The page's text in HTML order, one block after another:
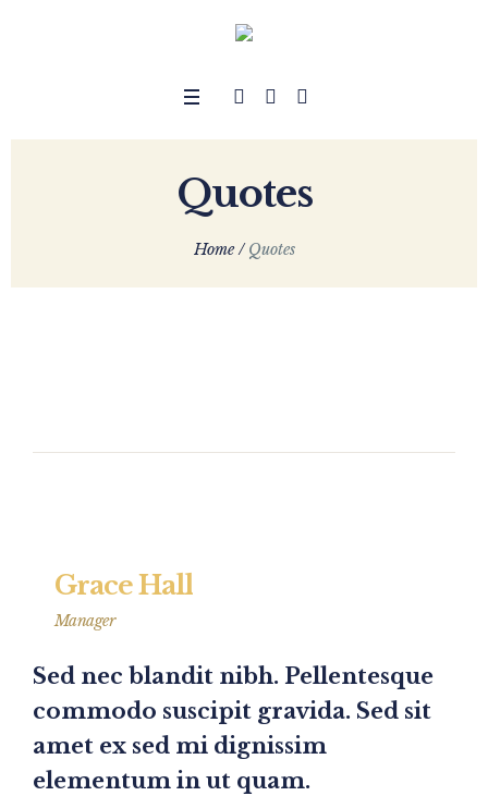
Quotes
Home /Quotes
Grace Hall
Manager
Sed nec blandit nibh. Pellentesque
commodo suscipit gravida. Sed sit
amet ex sed mi dignissim
elementum in ut quam.